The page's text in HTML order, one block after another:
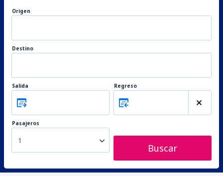
Origen
Destino
Salida Regreso
Pasajeros
1
Buscar